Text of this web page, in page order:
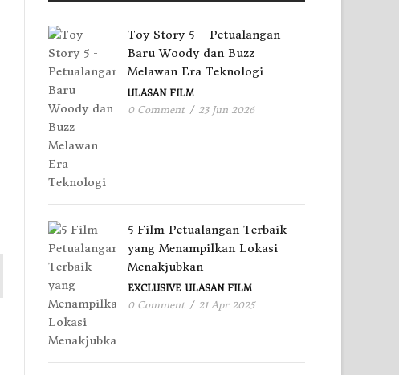
Toy Story 5 – Petualangan
Baru Woody dan Buzz
Melawan Era Teknologi
ULASAN FILM
0 Comment / 23 Jun 2026
5 Film Petualangan Terbaik
yang Menampilkan Lokasi
Menakjubkan
EXCLUSIVE ULASAN FILM
0 Comment / 21 Apr 2025